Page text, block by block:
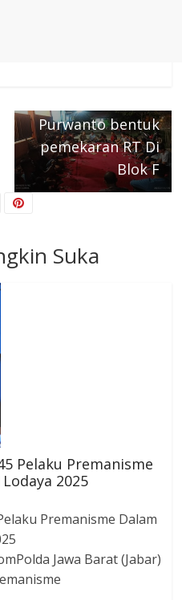
Purwanto bentuk
pemekaran RT Di
Blok F
Suka
Pelaku Premanisme
2025
Premanisme Dalam
Jawa Barat (Jabar)